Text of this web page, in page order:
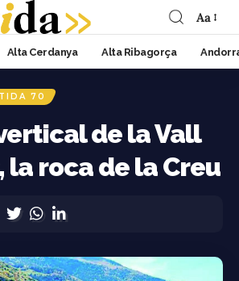
Aa
Alta Cerdanya Alta Ribagorça
70
de la Vall
la roca de la Creu